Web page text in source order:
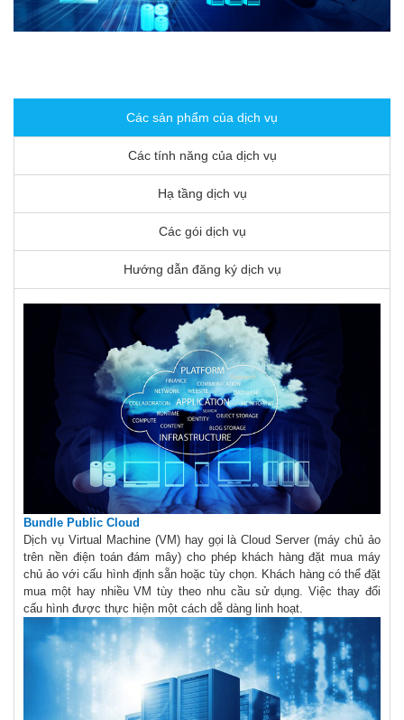
Các sản phẩm của dịch vụ
Các tính năng của dịch vụ
Hạ tầng dịch vụ
Các gói dịch vụ
Hướng dẫn đăng ký dịch vụ
Bundle Public Cloud
Dịch vụ Virtual Machine (VM) hay gọi là Cloud Server (máy chủ ảo
trên nền điện toán đám mây) cho phép khách hàng đặt mua máy
chủ ảo với cấu hình định sẵn hoặc tùy chọn. Khách hàng có thể đặt
mua một hay nhiều VM tùy theo nhu cầu sử dụng. Việc thay đổi
cấu hình được thực hiện một cách dễ dàng linh hoạt.